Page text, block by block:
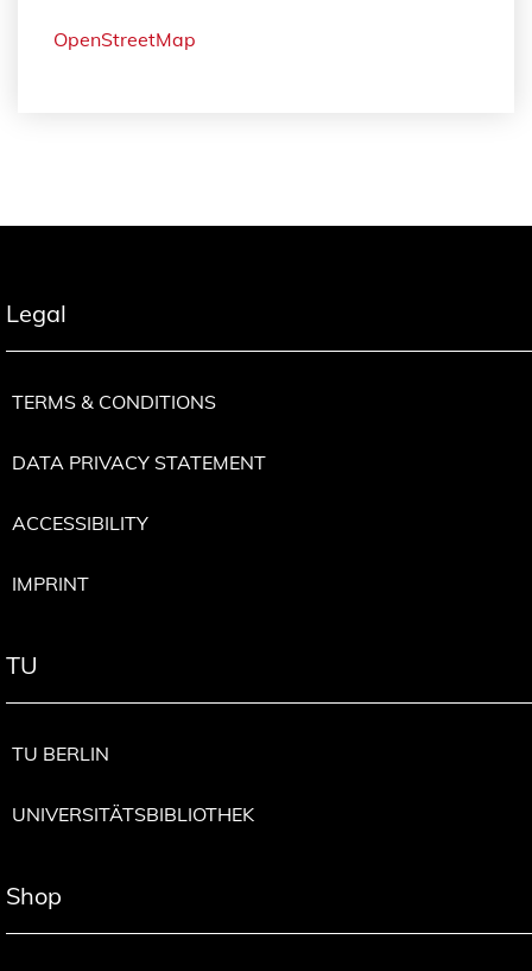
OpenStreetMap
Legal
TERMS & CONDITIONS
DATA PRIVACY STATEMENT
ACCESSIBILITY
IMPRINT
TU
TU BERLIN
UNIVERSITÄTSBIBLIOTHEK
Shop